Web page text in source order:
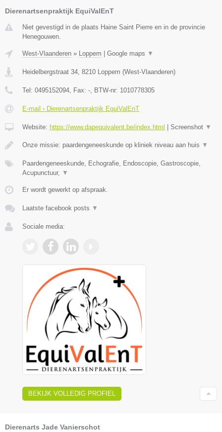
Dierenartsenpraktijk EquiValEnT
Niet gevestigd in de plaats Haine Saint Pierre en in de provincie
Henegouwen.
West-Vlaanderen » Loppem Google maps ▼
Heidelbergstraat 34, 8210 Loppem (West-Vlaanderen)
Tel: 0495152094, Fax: -, BTW-nr: 1010778305
E-mail › Dierenartsenpraktijk EquiValEnT
Website: https://www.dapequivalent.be/index.html Screenshot ▼
Onze missie: paardengeneeskunde op kliniek niveau aan huis ▼
Paardengeneeskunde, Echografie, Endoscopie, Gastroscopie,
Acupunctuur, ▼
Er wordt gewerkt op afspraak.
Laatste facebook posts ▼
Sociale media:
BEKIJK VOLLEDIG PROFIEL
Dierenarts Jade Vanierschot